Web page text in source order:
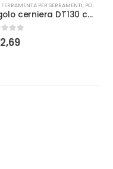
PER SERRAMENTI, PORTA-FINESTRA
Angolo cerniera DT130 con fissaggio battuta 12/18-9 sx
5